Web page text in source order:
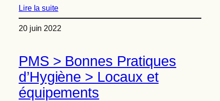
Lire la suite
20 juin 2022
PMS > Bonnes Pratiques
d’Hygiène > Locaux et
équipements